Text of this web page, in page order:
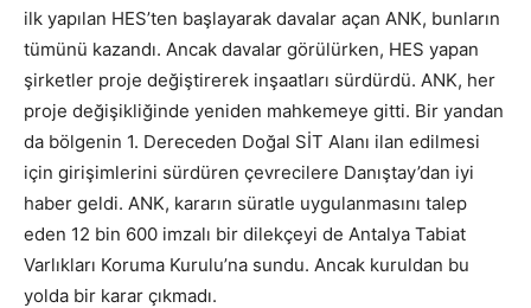
ilk yapılan HES’ten başlayarak davalar açan ANK, bunların
tümünü kazandı. Ancak davalar görülürken, HES yapan
şirketler proje değiştirerek inşaatları sürdürdü. ANK, her
proje değişikliğinde yeniden mahkemeye gitti. Bir yandan
da bölgenin 1. Dereceden Doğal SİT Alanı ilan edilmesi
için girişimlerini sürdüren çevrecilere Danıştay’dan iyi
haber geldi. ANK, kararın süratle uygulanmasını talep
eden 12 bin 600 imzalı bir dilekçeyi de Antalya Tabiat
Varlıkları Koruma Kurulu’na sundu. Ancak kuruldan bu
yolda bir karar çıkmadı.